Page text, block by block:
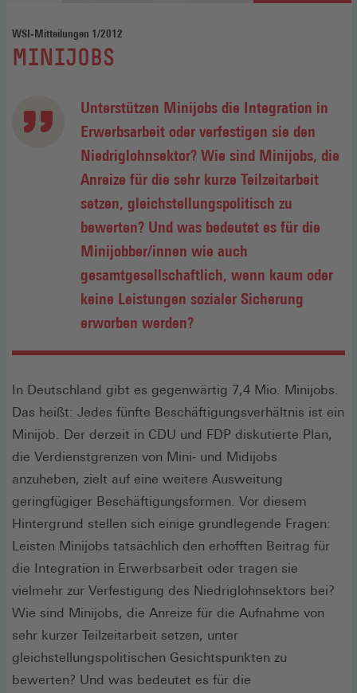
WSI‐Mitteilungen 1/2012
:
MINIJOBS
Unterstützen Minijobs die Integration in
Erwerbsarbeit oder verfestigen sie den
Niedriglohnsektor? Wie sind Minijobs, die
Anreize für die sehr kurze Teilzeitarbeit
setzen, gleichstellungspolitisch zu
bewerten? Und was bedeutet es für die
Minijobber/innen wie auch
gesamtgesellschaftlich, wenn kaum oder
keine Leistungen sozialer Sicherung
erworben werden?
In Deutschland gibt es gegenwärtig 7,4 Mio. Minijobs.
Das heißt: Jedes fünfte Beschäftigungsverhältnis ist ein
Minijob. Der derzeit in CDU und FDP diskutierte Plan,
die Verdienstgrenzen von Mini‐ und Midijobs
anzuheben, zielt auf eine weitere Ausweitung
geringfügiger Beschäftigungsformen. Vor diesem
Hintergrund stellen sich einige grundlegende Fragen:
Leisten Minijobs tatsächlich den erhofften Beitrag für
die Integration in Erwerbsarbeit oder tragen sie
vielmehr zur Verfestigung des Niedriglohnsektors bei?
Wie sind Minijobs, die Anreize für die Aufnahme von
sehr kurzer Teilzeitarbeit setzen, unter
gleichstellungspolitischen Gesichtspunkten zu
bewerten? Und was bedeutet es für die